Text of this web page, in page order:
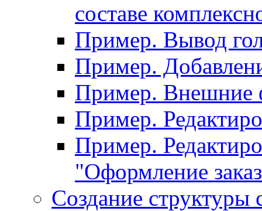
составе
Пример. Вывод
Пример.
Пример. Внешние
Пример.
Пример.
"Оформление
Создание структуры